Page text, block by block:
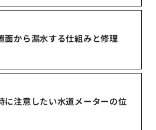
面から漏水する仕組みと修理
に注意したい水道メーターの位